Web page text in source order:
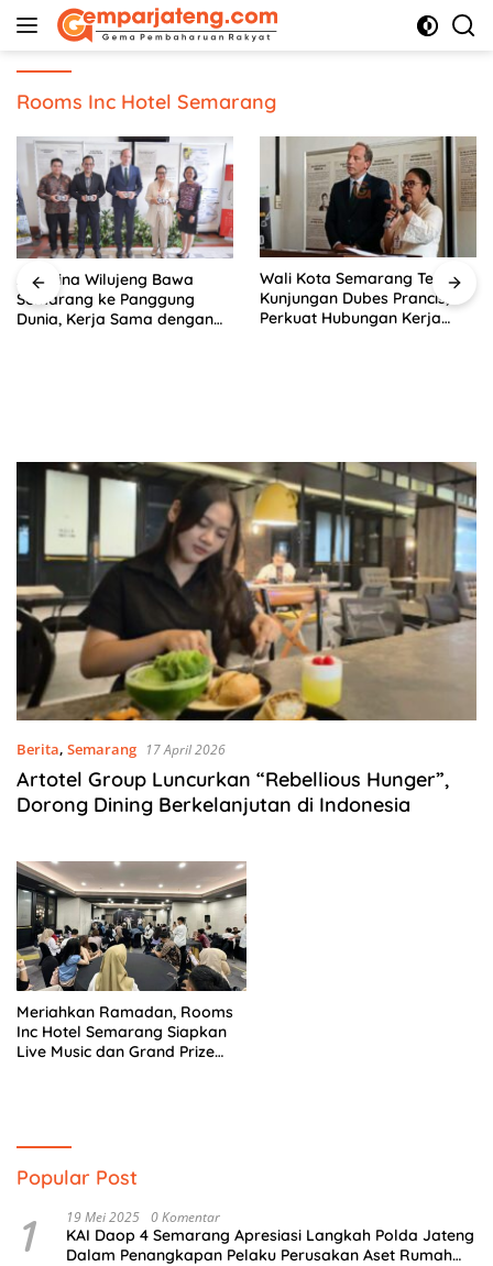
Langsung
Rooms Inc Hotel Semarang
Wilujeng Bawa
ke Panggung
Kerja Sama dengan
Wali Kota Semarang Terima
Kunjungan Dubes Prancis,
Perkuat Hubungan Kerja
Wali
Berita, Semarang 17 April 2026
Artotel Group Luncurkan “Rebellious Hunger”,
Dorong Dining Berkelanjutan di Indonesia
Meriahkan Ramadan, Rooms
Inc Hotel Semarang Siapkan
Live Music dan Grand Prize
Popular Post
1 19 Mei 2025 0 Komentar
KAI Daop 4 Semarang Apresiasi Langkah Polda Jateng
Dalam Penangkapan Pelaku Perusakan Aset Rumah